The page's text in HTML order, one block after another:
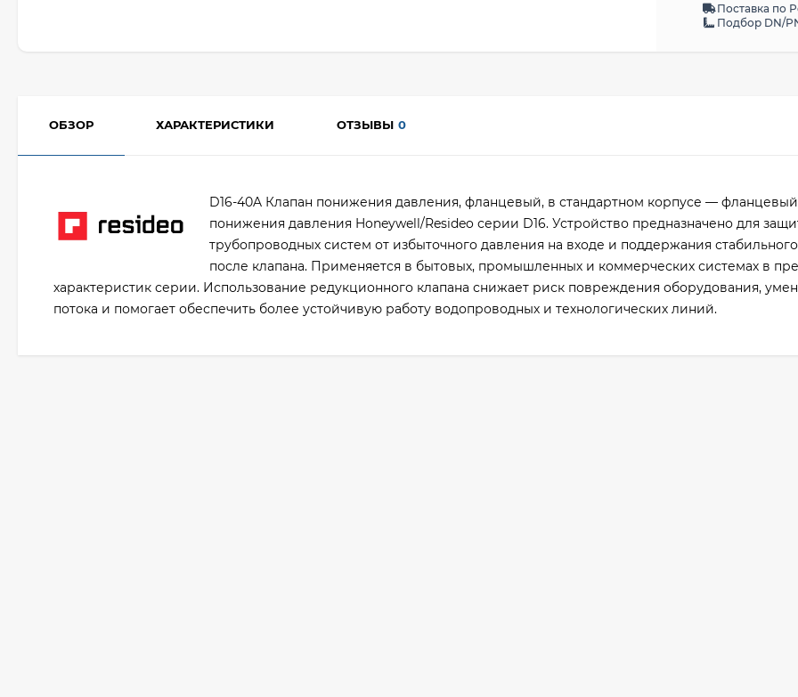
Поставка по
Подбор DN/
ОБЗОР ХАРАКТЕРИСТИКИ ОТЗЫВЫ 0
D16-40A Клапан понижения давления, фланцевый, в стандартном корпусе —
понижения давления Honeywell/Resideo серии D16. Устройство предназначено для
трубопроводных систем от избыточного давления на входе и поддержания
после клапана. Применяется в бытовых, промышленных и коммерческих системах в
характеристик серии. Использование редукционного клапана снижает риск повреждения оборудования,
потока и помогает обеспечить более устойчивую работу водопроводных и технологических линий.